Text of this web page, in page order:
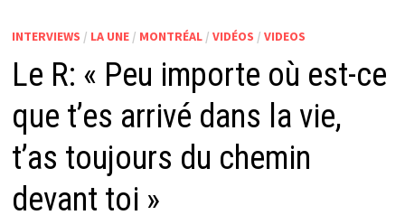
INTERVIEWS / LA UNE/ MONTRÉAL/ VIDÉOS / VIDEOS
Le R: « Peu importe où est-ce
que t’es arrivé dans la vie,
t’as toujours du chemin
devant toi »